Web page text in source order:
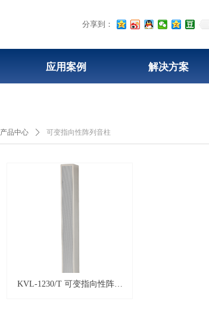
分享到：
应用案例 解决方案
KVL-1230/T 可变指向性阵列
产品中心 ꄲ 可变指向性阵列音柱